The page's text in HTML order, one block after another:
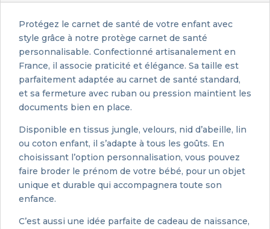
Protégez le carnet de santé de votre enfant avec
style grâce à notre protège carnet de santé
personnalisable. Confectionné artisanalement en
France, il associe praticité et élégance. Sa taille est
parfaitement adaptée au carnet de santé standard,
et sa fermeture avec ruban ou pression maintient les
documents bien en place.
Disponible en tissus jungle, velours, nid d’abeille, lin
ou coton enfant, il s’adapte à tous les goûts. En
choisissant l’option personnalisation, vous pouvez
faire broder le prénom de votre bébé, pour un objet
unique et durable qui accompagnera toute son
enfance.
C’est aussi une idée parfaite de cadeau de naissance,